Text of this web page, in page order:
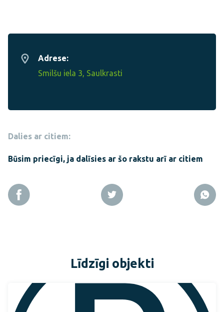
Adrese:
Smilšu iela 3, Saulkrasti
Dalies ar citiem:
Būsim priecīgi, ja dalīsies ar šo rakstu arī ar citiem
Līdzīgi objekti